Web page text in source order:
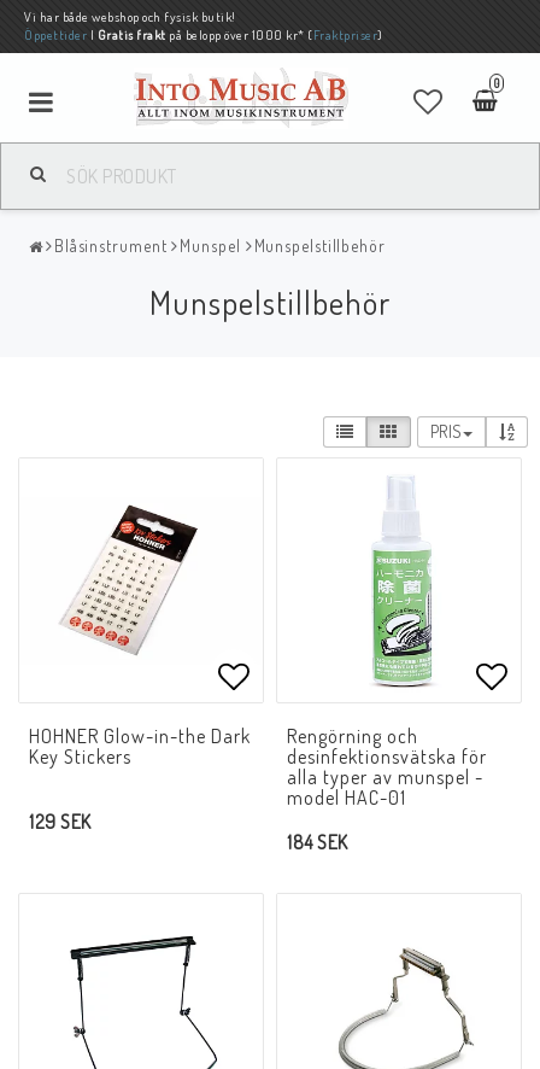
Vi har både webshop och fysisk butik!
Öppettider | Gratis frakt på belopp över 1000 kr* (Fraktpriser)
0
Blåsinstrument Munspel Munspelstillbehör
Munspelstillbehör
PRIS
Lägg till i favoritlistan
HOHNER Glow-in-the Dark
Key Stickers
129 SEK
Rengörning och
desinfektionsvätska för
alla typer av munspel -
model HAC-01
184 SEK